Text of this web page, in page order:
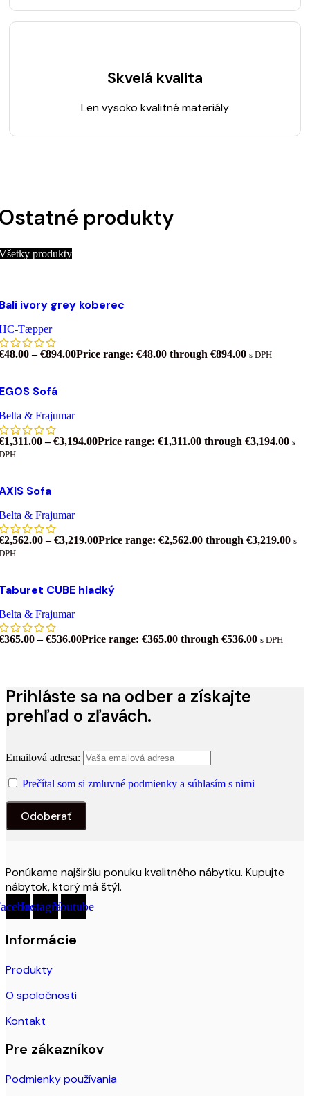
Skvelá kvalita
Len vysoko kvalitné materiály
produkty
produkty
vybrať na stránke produktu.
ivory grey koberec
Tæpper
48.00 – €894.00Price range: €48.00 through €894.00 s DPH
vybrať na stránke produktu.
Sofá
& Frajumar
1,311.00 – €3,194.00Price range: €1,311.00 through €3,194.00 s
vybrať na stránke produktu.
Sofa
& Frajumar
2,562.00 – €3,219.00Price range: €2,562.00 through €3,219.00 s
vybrať na stránke produktu.
CUBE hladký
& Frajumar
365.00 – €536.00Price range: €365.00 through €536.00 s DPH
Prihláste sa na odber a získajte
prehľad o zľavách.
Emailová adresa:
Prečítal som si zmluvné podmienky a súhlasím s nimi
Ponúkame najširšiu ponuku kvalitného nábytku. Kupujte
nábytok, ktorý má štýl.
InstagramYoutube
Informácie
Produkty
O spoločnosti
Kontakt
Pre zákazníkov
Podmienky používania